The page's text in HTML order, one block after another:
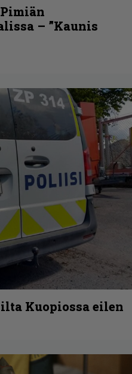
– ”Kaunis
Kuopiossa eilen